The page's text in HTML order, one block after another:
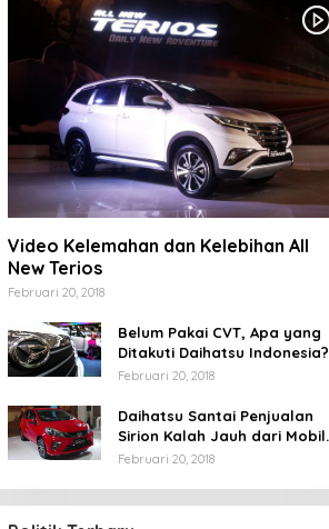
Video Kelemahan dan Kelebihan All
New Terios
Februari 20, 2018
Belum Pakai CVT, Apa yang
Ditakuti Daihatsu Indonesia?
Februari 20, 2018
Daihatsu Santai Penjualan
Sirion Kalah Jauh dari Mobil
LCGC
Februari 20, 2018